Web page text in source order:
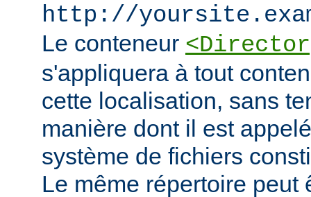
http://
Le conteneur
s'appliquera à tout
cette localisation, sans
manière dont il est
système de fichiers
Le même répertoire peut